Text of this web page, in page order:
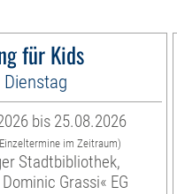
für Kids
bis 25.08.2026
im Zeitraum)
Stadtbibliothek,
Grassi« EG